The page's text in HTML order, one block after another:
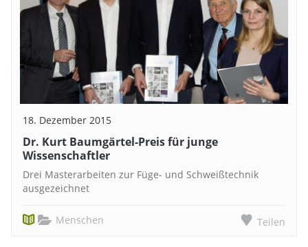
18. Dezember 2015
Dr. Kurt Baumgärtel-Preis für junge
Wissenschaftler
Drei Masterarbeiten zur Füge- und Schweißtechnik
ausgezeichnet
Menschen Teilen